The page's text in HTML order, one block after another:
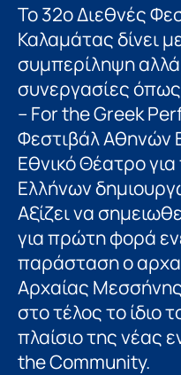
To 32ο Διεθνές
Καλαμάτας δίνει
συμπερίληψη αλλά
συνεργασίες
– For the Greek
Φεστιβάλ Αθηνών
Εθνικό Θέατρο
Ελλήνων
Αξίζει να
για πρώτη φορά
παράσταση ο
Αρχαίας
στο τέλος το ίδιο
πλαίσιο της νέας
the Community.